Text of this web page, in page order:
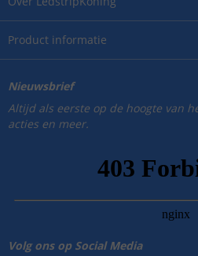
Product informatie
Nieuwsbrief
Altijd als eerste op de hoogte van
acties en meer.
Volg ons op Social Media